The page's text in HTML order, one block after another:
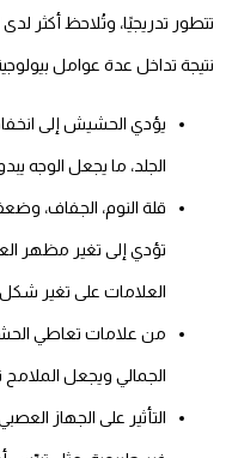
تدريجيًا، وتُلاحظ أكثر لدى
تداخل عدة عوامل بيولوجية
يؤدي الحشيش إلى انخفاض
الجلد، ما يجعل الوجه يبدو
قلة النوم، الجفاف، وضعف
تؤدي إلى تغير مظهر
العلامات على تغير شكل
من علامات تعاطي الحشيش
الجمالي ويجعل الملامح
التأثير على الجهاز العصبي